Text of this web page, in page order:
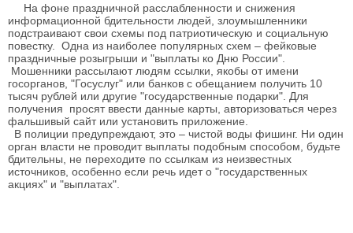
На фоне праздничной расслабленности и снижения
информационной бдительности людей, злоумышленники
подстраивают свои схемы под патриотическую и социальную
повестку. Одна из наиболее популярных схем – фейковые
праздничные розыгрыши и "выплаты ко Дню России".
Мошенники рассылают людям ссылки, якобы от имени
госорганов, "Госуслуг" или банков с обещанием получить 10
тысяч рублей или другие "государственные подарки". Для
получения просят ввести данные карты, авторизоваться через
фальшивый сайт или установить приложение.
В полиции предупреждают, это – чистой воды фишинг. Ни один
орган власти не проводит выплаты подобным способом, будьте
бдительны, не переходите по ссылкам из неизвестных
источников, особенно если речь идет о "государственных
акциях" и "выплатах".